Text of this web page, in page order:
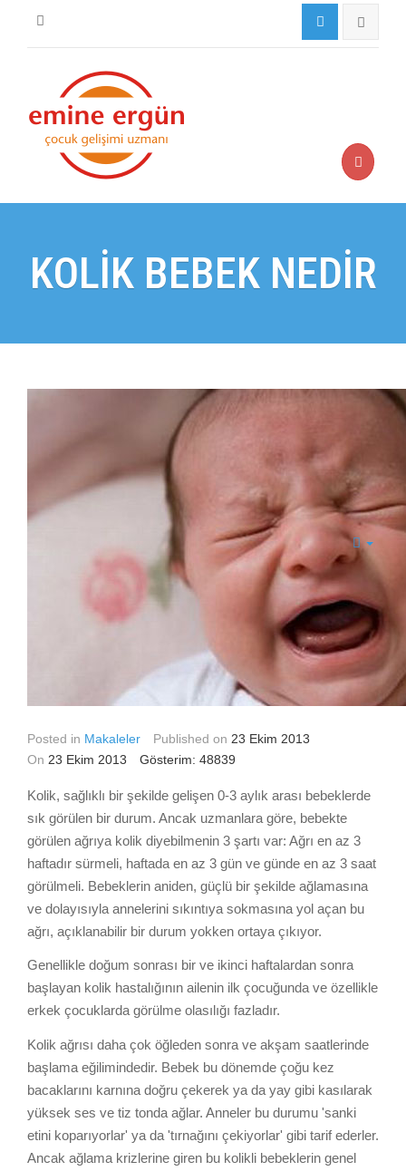
KOLİK BEBEK NEDİR
Posted in Makaleler Published on 23 Ekim 2013
On 23 Ekim 2013 Gösterim: 48839
Kolik, sağlıklı bir şekilde gelişen 0-3 aylık arası bebeklerde
sık görülen bir durum. Ancak uzmanlara göre, bebekte
görülen ağrıya kolik diyebilmenin 3 şartı var: Ağrı en az 3
haftadır sürmeli, haftada en az 3 gün ve günde en az 3 saat
görülmeli. Bebeklerin aniden, güçlü bir şekilde ağlamasına
ve dolayısıyla annelerini sıkıntıya sokmasına yol açan bu
ağrı, açıklanabilir bir durum yokken ortaya çıkıyor.
Genellikle doğum sonrası bir ve ikinci haftalardan sonra
başlayan kolik hastalığının ailenin ilk çocuğunda ve özellikle
erkek çocuklarda görülme olasılığı fazladır.
Kolik ağrısı daha çok öğleden sonra ve akşam saatlerinde
başlama eğilimindedir. Bebek bu dönemde çoğu kez
bacaklarını karnına doğru çekerek ya da yay gibi kasılarak
yüksek ses ve tiz tonda ağlar. Anneler bu durumu 'sanki
etini koparıyorlar' ya da 'tırnağını çekiyorlar' gibi tarif ederler.
Ancak ağlama krizlerine giren bu kolikli bebeklerin genel